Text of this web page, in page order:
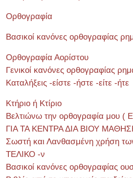
Ορθογραφία
Βασικοί κανόνες ορθογραφίας
Ορθογραφία Αορίστου
Γενικοί κανόνες ορθογραφίας
Καταλήξεις -είστε -ήστε -είτε -ήτε
Κτήριο ή Κτίριο
Βελτιώνω την ορθογραφία μου
ΓΙΑ ΤΑ ΚΕΝΤΡΑ ΔΙΑ ΒΙΟΥ
Σωστή και Λανθασμένη χρήση
ΤΕΛΙΚΟ -ν
Βασικοί κανόνες ορθογραφίας